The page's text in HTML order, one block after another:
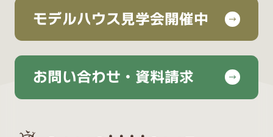
モデルハウス見学会開催中
お問い合わせ・資料請求